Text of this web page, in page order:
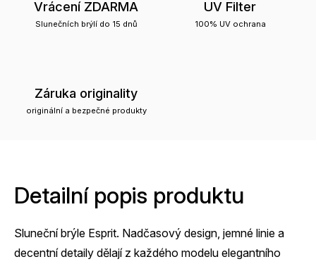
Vrácení ZDARMA
Slunečních brýlí do 15 dnů
UV Filter
100% UV ochrana
Záruka originality
originální a bezpečné produkty
Detailní popis produktu
Sluneční brýle Esprit. Nadčasový design, jemné linie a
decentní detaily dělají z každého modelu elegantního